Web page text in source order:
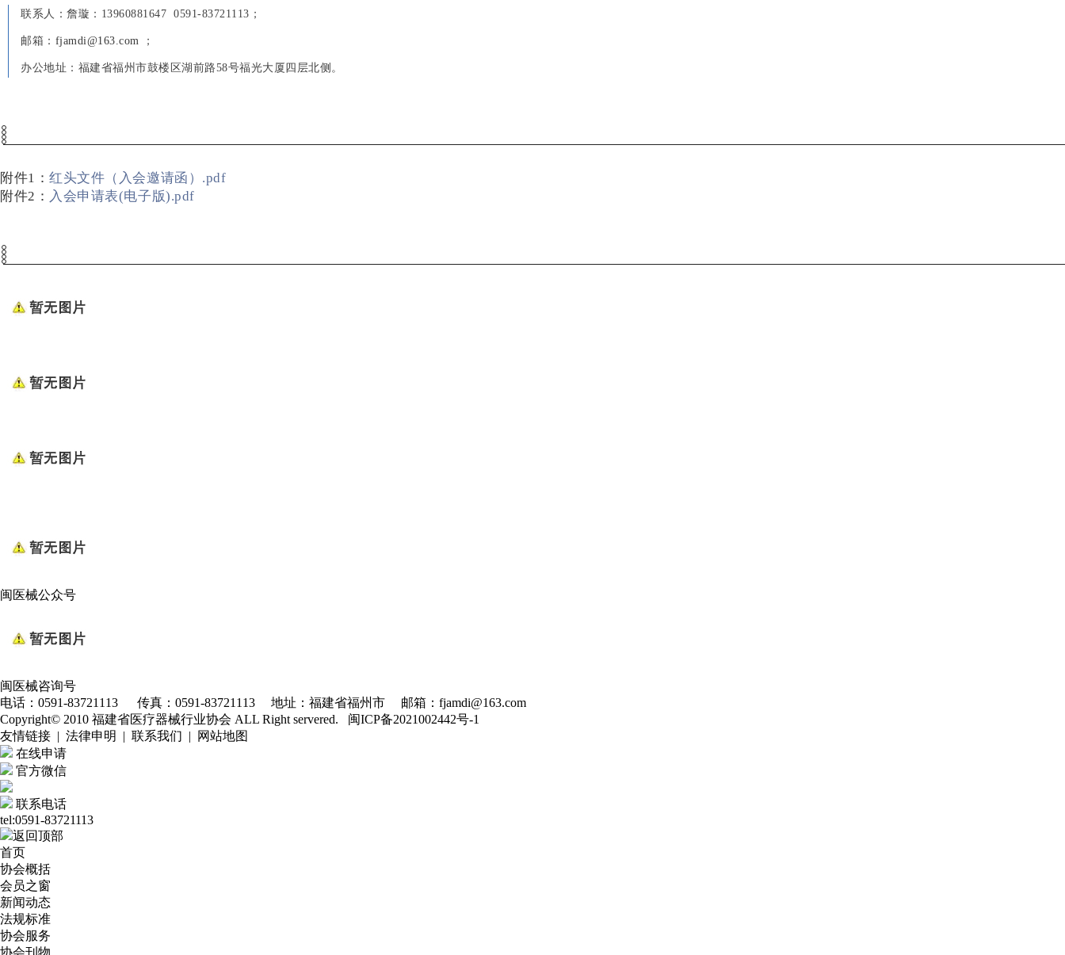
联系人 ：詹璇：13960881647 0591-83721113；
邮箱 ： fjamdi@163.com ；
办公地址 ：福建省福州市鼓楼区湖前路58号福光大厦四层北侧。
附件1：红头文件（入会邀请函）.pdf
附件2： 入会申请表(电子版).pdf
闽医械公众号
闽医械咨询号
电话：0591-83721113 传真：0591-83721113 地址：福建省福州市 邮箱：fjamdi@163.com
Copyright© 2010 福建省医疗器械行业协会 ALL Right servered. 闽ICP备2021002442号-1
友情链接 | 法律申明 | 联系我们 | 网站地图
在线申请
官方微信
联系电话
tel:0591-83721113
返回顶部
首页
协会概括
会员之窗
新闻动态
法规标准
协会服务
协会刊物